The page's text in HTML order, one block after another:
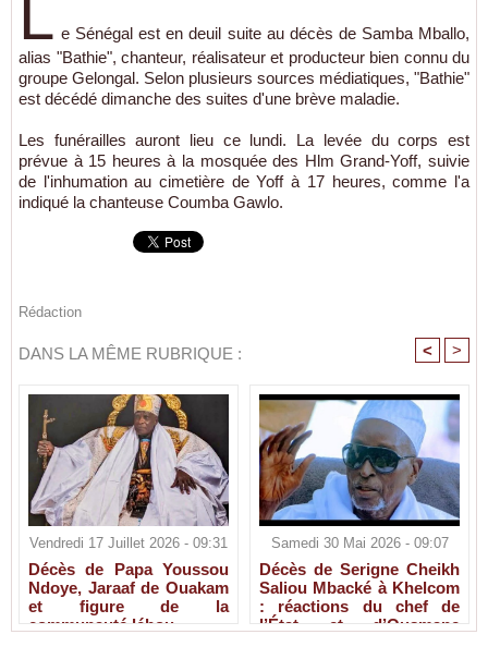
L e Sénégal est en deuil suite au décès de Samba Mballo,
alias "Bathie", chanteur, réalisateur et producteur bien connu du
groupe Gelongal. Selon plusieurs sources médiatiques, "Bathie"
est décédé dimanche des suites d'une brève maladie.
Les funérailles auront lieu ce lundi. La levée du corps est
prévue à 15 heures à la mosquée des Hlm Grand-Yoff, suivie
de l'inhumation au cimetière de Yoff à 17 heures, comme l'a
indiqué la chanteuse Coumba Gawlo.
Rédaction
DANS LA MÊME RUBRIQUE : < >
Vendredi 17 Juillet 2026 - 09:31
Décès de Papa Youssou
Ndoye, Jaraaf de Ouakam
et figure de la
communauté lébou
Samedi 30 Mai 2026 - 09:07
Décès de Serigne Cheikh
Saliou Mbacké à Khelcom
: réactions du chef de
l’État et d’Ousmane